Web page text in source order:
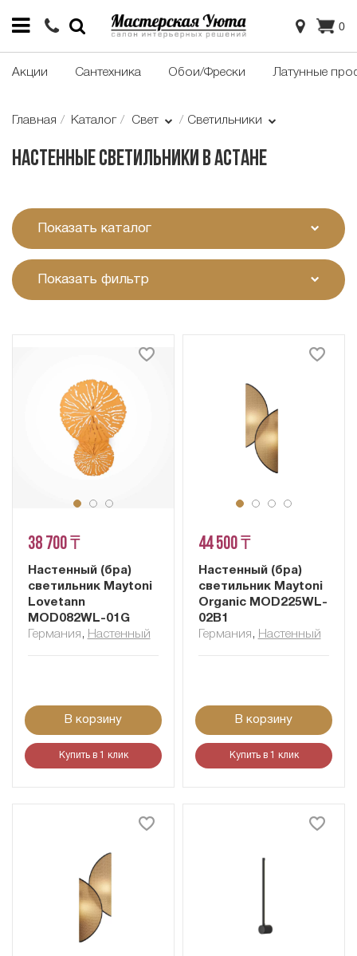
0
Акции Сантехника Обои/Фрески Латунные
Главная Каталог Свет Светильники
Настенные светильники в Астане
Показать каталог
Показать фильтр
38 700 ₸
Настенный (бра)
светильник Maytoni
Lovetann
MOD082WL-01G
Германия , Настенный
В корзину
Купить в 1 клик
44 500 ₸
Настенный (бра)
светильник Maytoni
Organic MOD225WL-
02B1
Германия , Настенный
В корзину
Купить в 1 клик